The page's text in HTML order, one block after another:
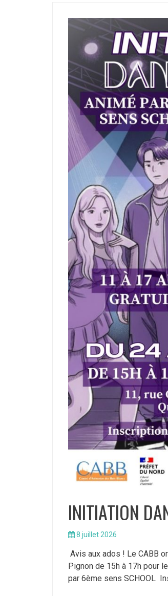
INITIATION
8 juillet 2026
Avis aux ados ! Le CABB
Pignon de 15h à 17h pour
par 6ème sens SCHOOL